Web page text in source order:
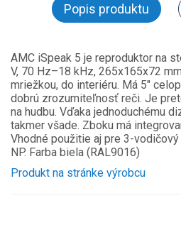
Popis produktu
AMC iSpeak 5 je reproduktor na
V, 70 Hz–18 kHz, 265x165x72
mriežkou, do interiéru. Má 5"
dobrú zrozumiteľnosť reči. Je
na hudbu. Vďaka jednoduchému
takmer všade. Zboku má
Vhodné použitie aj pre 3-
NP. Farba biela (RAL9016)
Produkt na stránke výrobcu